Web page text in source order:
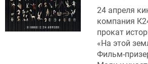
24 апреля
компания
прокат
«На этой
Фильм-